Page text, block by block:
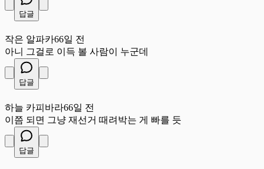
답글
작은 알파카66일 전
아니 그걸로 이득 볼 사람이 누군데
답글
하늘 카피바라66일 전
이쯤 되면 그냥 재선거 때려박는 게 빠를 듯
답글